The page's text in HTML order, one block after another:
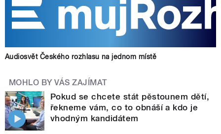
Audiosvět Českého rozhlasu na jednom místě
MOHLO BY VÁS ZAJÍMAT
Pokud se chcete stát pěstounem dětí,
řekneme vám, co to obnáší a kdo je
vhodným kandidátem